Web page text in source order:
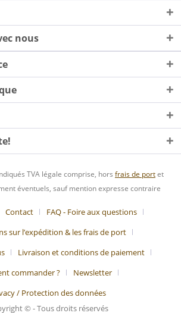
nous
TVA légale comprise, hors frais de portet
éventuels, sauf mention expresse contraire
Contact
FAQ - Foire aux questions
sur l’expédition & les frais de port
Livraison et conditions de paiement
commander ?
Newsletter
/ Protection des données
© - Tous droits réservés